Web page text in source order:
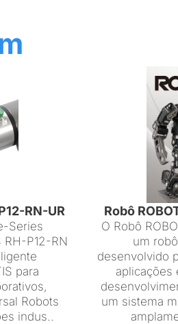
RN-UR
Series
RH-P12-RN
para
Robots
indus..
Robô
O Robô
um
desenvolvido
aplicações
um sistema